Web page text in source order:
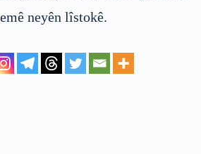
neyên lîstokê.